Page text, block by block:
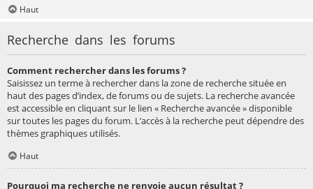
Haut
Recherche dans les forums
Comment rechercher dans les forums ?
Saisissez un terme à rechercher dans la zone de recherche située en
haut des pages d’index, de forums ou de sujets. La recherche avancée
est accessible en cliquant sur le lien « Recherche avancée » disponible
sur toutes les pages du forum. L’accès à la recherche peut dépendre des
thèmes graphiques utilisés.
Haut
Pourquoi ma recherche ne renvoie aucun résultat ?